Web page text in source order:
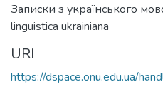
Записки з українського
linguistica ukrainiana
URI
https://dspace.onu.edu.ua/